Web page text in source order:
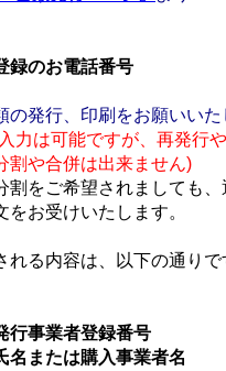
録のお電話番号
発行、印刷をお願いいた
力は可能ですが、再発行
割や合併は出来ません)
割をご希望されましても
をお受けいたします。
れる内容は、以下の通りで
行事業者登録番号
名または購入事業者名